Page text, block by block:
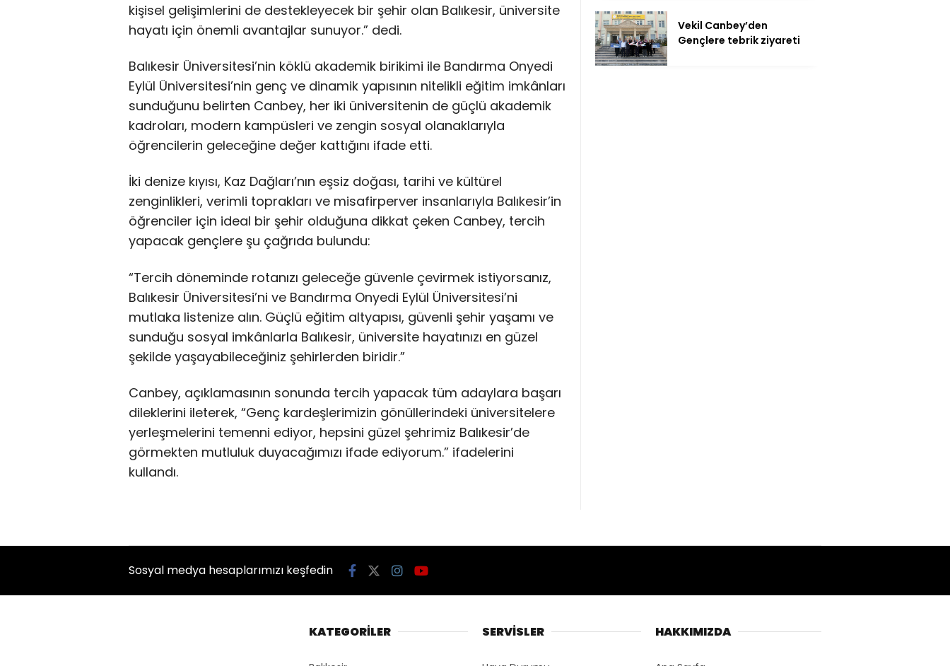
kişisel gelişimlerini de destekleyecek bir şehir olan Balıkesir, üniversite
hayatı için önemli avantajlar sunuyor.” dedi.
Balıkesir Üniversitesi’nin köklü akademik birikimi ile Bandırma Onyedi
Eylül Üniversitesi’nin genç ve dinamik yapısının nitelikli eğitim imkânları
sunduğunu belirten Canbey, her iki üniversitenin de güçlü akademik
kadroları, modern kampüsleri ve zengin sosyal olanaklarıyla
öğrencilerin geleceğine değer kattığını ifade etti.
İki denize kıyısı, Kaz Dağları’nın eşsiz doğası, tarihi ve kültürel
zenginlikleri, verimli toprakları ve misafirperver insanlarıyla Balıkesir’in
öğrenciler için ideal bir şehir olduğuna dikkat çeken Canbey, tercih
yapacak gençlere şu çağrıda bulundu:
“Tercih döneminde rotanızı geleceğe güvenle çevirmek istiyorsanız,
Balıkesir Üniversitesi’ni ve Bandırma Onyedi Eylül Üniversitesi’ni
mutlaka listenize alın. Güçlü eğitim altyapısı, güvenli şehir yaşamı ve
sunduğu sosyal imkânlarla Balıkesir, üniversite hayatınızı en güzel
şekilde yaşayabileceğiniz şehirlerden biridir.”
Canbey, açıklamasının sonunda tercih yapacak tüm adaylara başarı
dileklerini ileterek, “Genç kardeşlerimizin gönüllerindeki üniversitelere
yerleşmelerini temenni ediyor, hepsini güzel şehrimiz Balıkesir’de
görmekten mutluluk duyacağımızı ifade ediyorum.” ifadelerini
kullandı.
Vekil Canbey’den
Gençlere tebrik ziyareti
Sosyal medya hesaplarımızı keşfedin
KATEGORİLER SERVİSLER HAKKIMIZDA